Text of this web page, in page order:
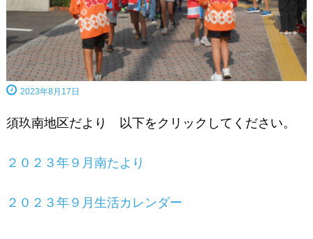
2023年8月17日
須玖南地区だより 以下をクリックしてください。
２０２３年９月南たより
２０２３年９月生活カレンダー